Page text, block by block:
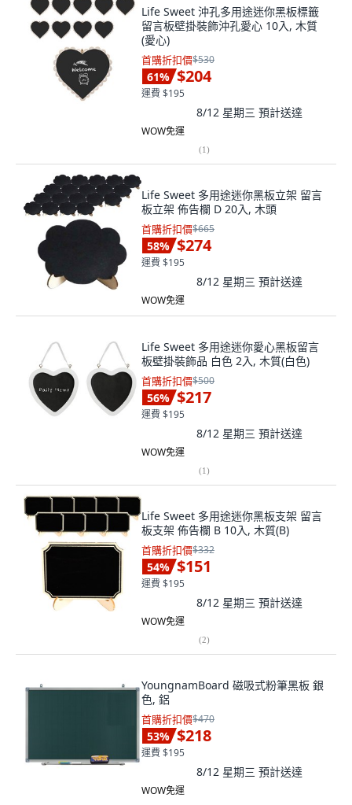
Life Sweet 沖孔多用途迷你黑板標籤
留言板壁掛裝飾沖孔愛心 10入, 木質
(愛心)
首購折扣價$530
61% $204
運費 $195
8/12 星期三 預計送達
WOW免運
(1)
Life Sweet 多用途迷你黑板立架 留言
板立架 佈告欄 D 20入, 木頭
首購折扣價$665
58% $274
運費 $195
8/12 星期三 預計送達
WOW免運
Life Sweet 多用途迷你愛心黑板留言
板壁掛裝飾品 白色 2入, 木質(白色)
首購折扣價$500
56% $217
運費 $195
8/12 星期三 預計送達
WOW免運
(1)
Life Sweet 多用途迷你黑板支架 留言
板支架 佈告欄 B 10入, 木質(B)
首購折扣價$332
54% $151
運費 $195
8/12 星期三 預計送達
WOW免運
(2)
YoungnamBoard 磁吸式粉筆黑板 銀
色, 鋁
首購折扣價$470
53% $218
運費 $195
8/12 星期三 預計送達
WOW免運